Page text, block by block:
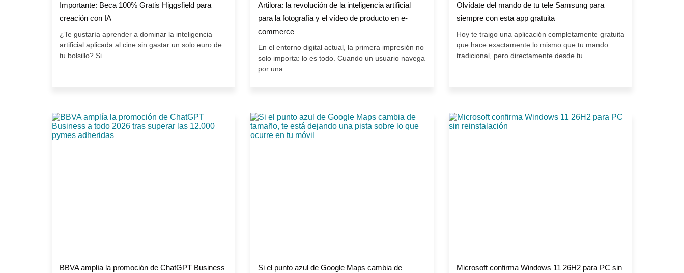
Importante: Beca 100% Gratis Higgsfield para
creación con IA
¿Te gustaría aprender a dominar la inteligencia
artificial aplicada al cine sin gastar un solo euro de
tu bolsillo? Si...
Artilora: la revolución de la inteligencia artificial
para la fotografía y el vídeo de producto en e-
commerce
En el entorno digital actual, la primera impresión no
solo importa: lo es todo. Cuando un usuario navega
por una...
Olvídate del mando de tu tele Samsung para
siempre con esta app gratuita
Hoy te traigo una aplicación completamente gratuita
que hace exactamente lo mismo que tu mando
tradicional, pero directamente desde tu...
BBVA amplía la promoción de ChatGPT Business
Si el punto azul de Google Maps cambia de
Microsoft confirma Windows 11 26H2 para PC sin